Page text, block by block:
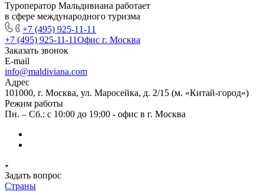
Туроператор Мальдивиана работает
в сфере международного туризма
+7 (495) 925-11-11
+7 (495) 925-11-11Офис г. Москва
Заказать звонок
E-mail
info@maldiviana.com
Адрес
101000, г. Москва, ул. Маросейка, д. 2/15 (м. «Китай-город»)
Режим работы
Пн. – Сб.: с 10:00 до 19:00 - офис в г. Москва
Задать вопрос
Страны